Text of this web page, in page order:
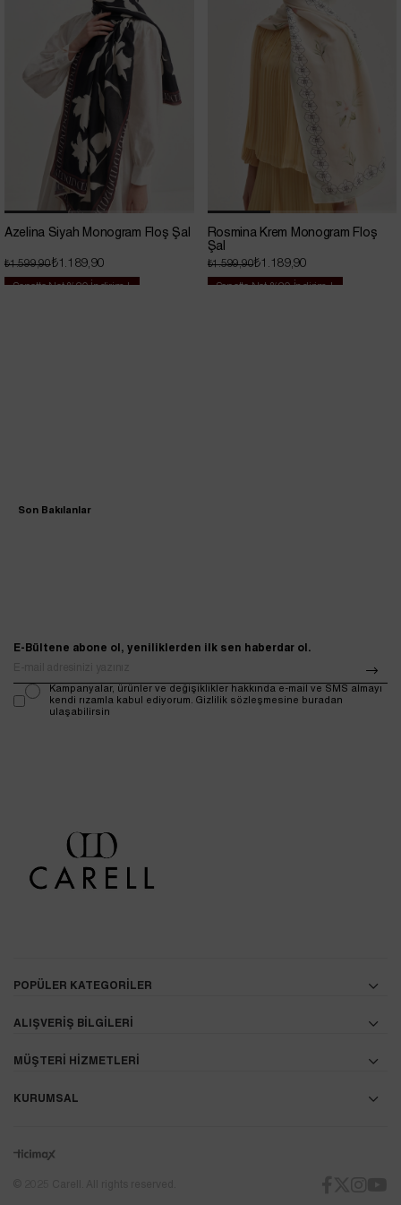
Azelina Siyah Monogram Floş Şal
₺1.189,90
₺1.599,90
Sepette Net %20 İndirim !
Rosmina Krem Monogram Floş
Şal
₺1.189,90
₺1.599,90
Sepette Net %20 İndirim !
Son Bakılanlar
E-Bültene abone ol, yeniliklerden ilk sen haberdar ol.
Kampanyalar, ürünler ve değişiklikler hakkında e-mail ve SMS almayı
kendi rızamla kabul ediyorum. Gizlilik sözleşmesine buradan
ulaşabilirsin
POPÜLER KATEGORİLER
ALIŞVERİŞ BİLGİLERİ
MÜŞTERİ HİZMETLERİ
KURUMSAL